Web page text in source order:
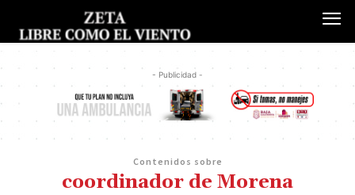
- Publicidad -
Contenidos sobre
coordinador de Morena